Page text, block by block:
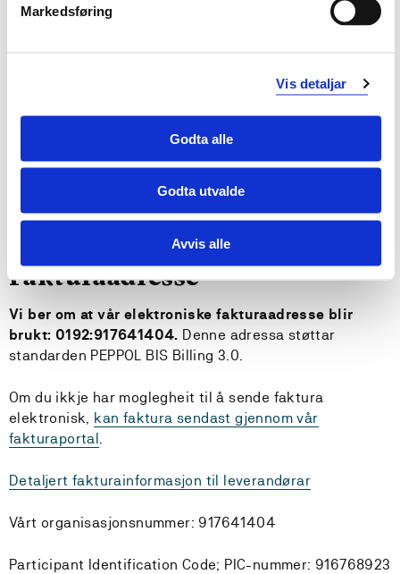
Markedsføring
Vis detaljar
Godta alle
Godta utvalde
Avvis alle
Telefon55 58 58 00
Finn fram på campusane
I appen Mazemap får du hjelp til å finne fram på
campusane våre. Du kan laste ned appen påApp Store
Klikk for detaljert informasjon for alle campusane.
Fakturaadresse
Vi ber om at vår elektroniske fakturaadresse blir
brukt: 0192:917641404. Denne adressa støttar
standarden PEPPOL BIS Billing 3.0.
Om du ikkje har moglegheit til å sende faktura
elektronisk, kan faktura sendast gjennom vår
fakturaportal.
Detaljert fakturainformasjon til leverandørar
Vårt organisasjonsnummer: 917641404
Participant Identification Code; PIC-nummer: 916768923